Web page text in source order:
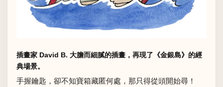
插畫家 David B. 大膽而細膩的插畫，再現了《金銀島》的經
典場景。
手握鑰匙，卻不知寶箱藏匿何處，那只得從頭開始尋！